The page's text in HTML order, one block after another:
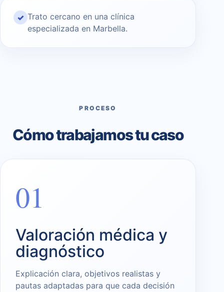
✓ Trato cercano en una clínica
especializada en Marbella.
PROCESO
Cómo trabajamos tu caso
01
Valoración médica y
diagnóstico
Explicación clara, objetivos realistas y
pautas adaptadas para que cada decisión